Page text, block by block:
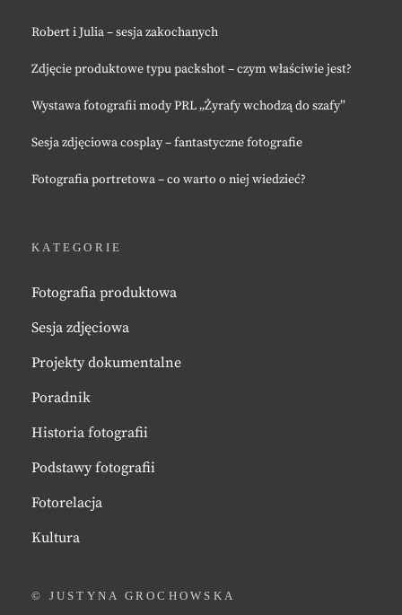
Robert i Julia – sesja zakochanych
Zdjęcie produktowe typu packshot – czym właściwie jest?
Wystawa fotografii mody PRL „Żyrafy wchodzą do szafy”
Sesja zdjęciowa cosplay – fantastyczne fotografie
Fotografia portretowa – co warto o niej wiedzieć?
KATEGORIE
Fotografia produktowa
Sesja zdjęciowa
Projekty dokumentalne
Poradnik
Historia fotografii
Podstawy fotografii
Fotorelacja
Kultura
© JUSTYNA GROCHOWSKA